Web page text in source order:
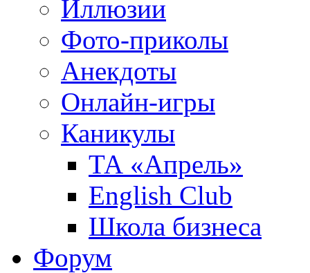
Иллюзии
Фото-приколы
Анекдоты
Онлайн-игры
Каникулы
ТА «Апрель»
English Club
Школа бизнеса
Форум